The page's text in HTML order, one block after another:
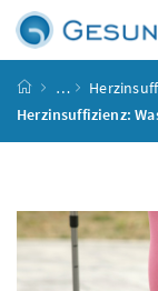
Zum Inhalt
Zum Hauptmenü
Zum Untermenü
Zur Suche
Startseite
…
Herzinsuffizienz: